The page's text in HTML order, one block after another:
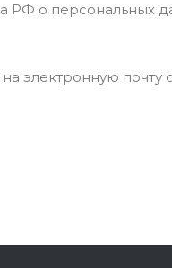
о персональных
электронную почту